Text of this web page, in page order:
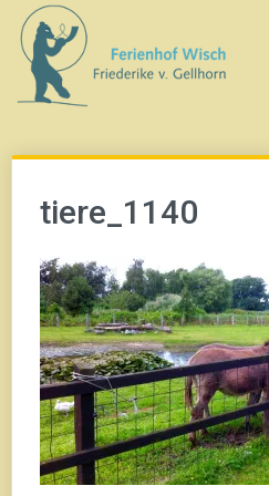
Direkt
zum
Inhalt
tiere_1140